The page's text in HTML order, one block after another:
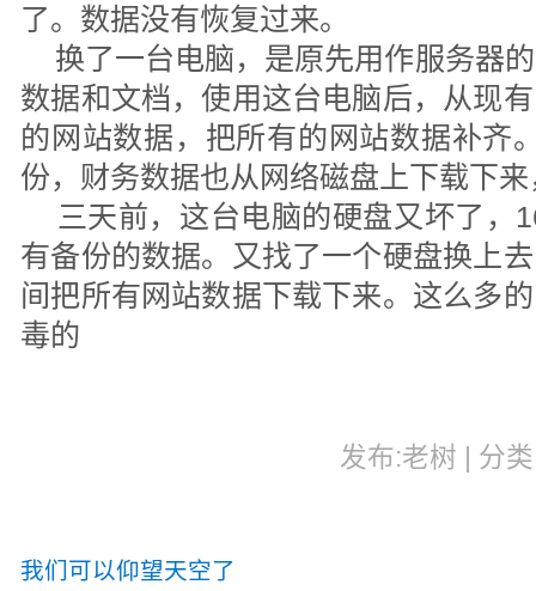
了。数据没有恢复过来。
换了一台电脑，是原先用作服务器
数据和文档，使用这台电脑后，从现
的网站数据，把所有的网站数据补齐
份，财务数据也从网络磁盘上下载下
三天前，这台电脑的硬盘又坏了，
有备份的数据。又找了一个硬盘换上
间把所有网站数据下载下来。这么多
毒的
发布:老树 | 分
我们可以仰望天空了